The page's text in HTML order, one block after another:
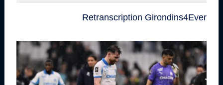
Retranscription Girondins4Ever